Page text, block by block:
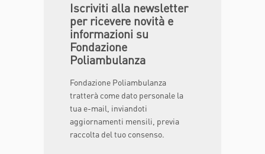
Iscriviti alla newsletter
per ricevere novità e
informazioni su
Fondazione
Poliambulanza
Fondazione Poliambulanza
tratterà come dato personale la
tua e-mail, inviandoti
aggiornamenti mensili, previa
raccolta del tuo consenso.